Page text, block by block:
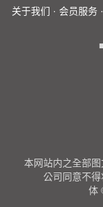
关于我们 · 会员服务·
本网站内之全部
公司同意不
体